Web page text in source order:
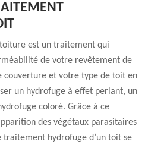
est un traitement qui
de votre revêtement de
couverture et votre type de toit en
un hydrofuge à effet perlant, un
coloré. Grâce à ce
des végétaux parasitaires
hydrofuge d’un toit se